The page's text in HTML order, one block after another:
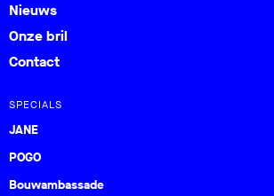
Nieuws
Onze bril
Contact
SPECIALS
JANE
POGO
Bouwambassade